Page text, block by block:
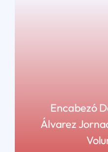
Encabezó
Álvarez